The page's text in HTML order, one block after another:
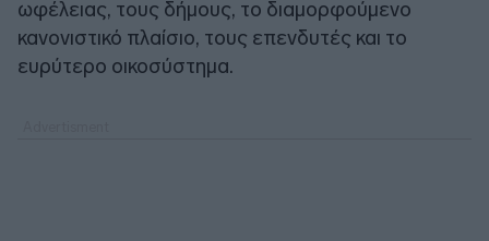
ωφέλειας, τους δήμους, το διαμορφούμενο
κανονιστικό πλαίσιο, τους επενδυτές και το
ευρύτερο οικοσύστημα.